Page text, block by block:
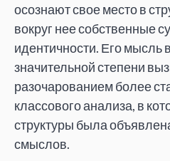
осознают свое место в
вокруг нее собственные
идентичности. Его
значительной степени
разочарованием более
классового анализа, в
структуры была
смыслов.